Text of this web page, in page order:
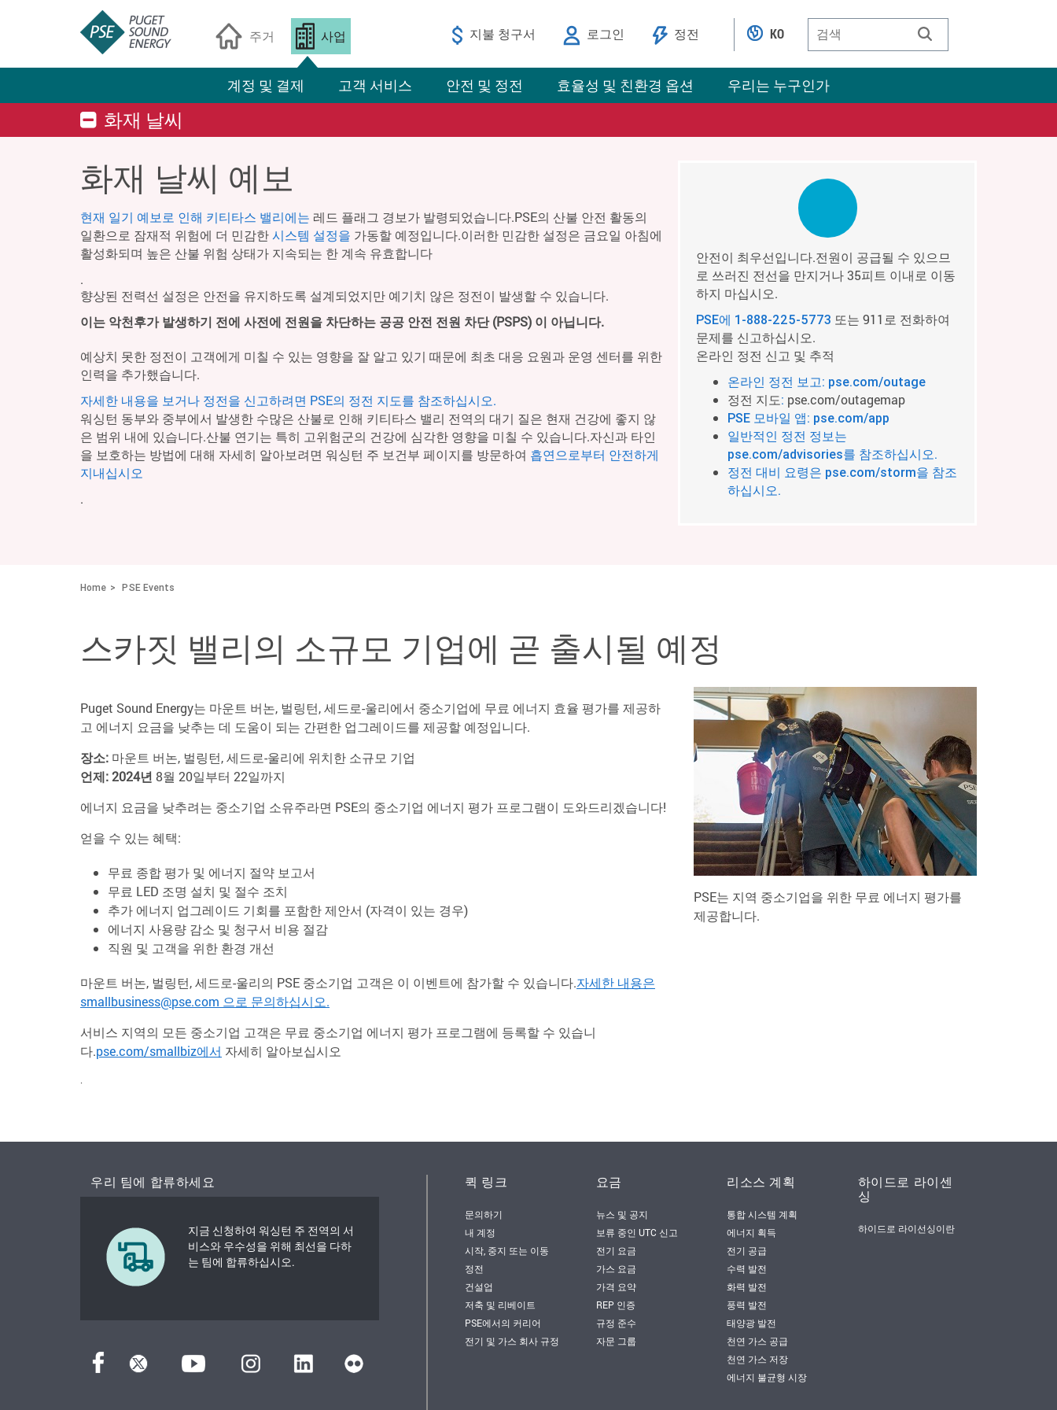
주거 사업
계정 및 결제 고객 서비스 안전 및 정전 효율성 및 친환경 옵션 우리는 누구인가
지불 청구서 로그인 정전 KO
화재 날씨
화재 날씨 예보
현재 일기 예보로 인해 키티타스 밸리에는 레드 플래그 경보가 발령되었습니다.PSE의 산불 안전 활동의
일환으로 잠재적 위험에 더 민감한시스템 설정을 가동할 예정입니다.이러한 민감한 설정은 금요일 아침에
활성화되며 높은 산불 위험 상태가 지속되는 한 계속 유효합니다
.
향상된 전력선 설정은 안전을 유지하도록 설계되었지만 예기치 않은 정전이 발생할 수 있습니다.
이는 악천후가 발생하기 전에 사전에 전원을 차단하는 공공 안전 전원 차단 (PSPS) 이 아닙니다.
예상치 못한 정전이 고객에게 미칠 수 있는 영향을 잘 알고 있기 때문에 최초 대응 요원과 운영 센터를 위한
인력을 추가했습니다.
자세한 내용을 보거나 정전을 신고하려면 PSE의 정전 지도를 참조하십시오.
워싱턴 동부와 중부에서 발생한 수많은 산불로 인해 키티타스 밸리 전역의 대기 질은 현재 건강에 좋지 않
은 범위 내에 있습니다.산불 연기는 특히 고위험군의 건강에 심각한 영향을 미칠 수 있습니다.자신과 타인
을 보호하는 방법에 대해 자세히 알아보려면 워싱턴 주 보건부 페이지를 방문하여 흡연으로부터 안전하게
지내십시오
.
안전이 최우선입니다.전원이 공급될 수 있으므
로 쓰러진 전선을 만지거나 35피트 이내로 이동
하지 마십시오.
PSE에 1-888-225-5773 또는 911로 전화하여
문제를 신고하십시오.
온라인 정전 신고 및 추적
온라인 정전 보고: pse.com/outage
정전 지도: pse.com/outagemap
PSE 모바일 앱: pse.com/app
일반적인 정전 정보는
pse.com/advisories를 참조하십시오.
정전 대비 요령은 pse.com/storm을 참조
하십시오.
Home PSE Events
스카짓 밸리의 소규모 기업에 곧 출시될 예정
Puget Sound Energy는 마운트 버논, 벌링턴, 세드로-울리에서 중소기업에 무료 에너지 효율 평가를 제공하
고 에너지 요금을 낮추는 데 도움이 되는 간편한 업그레이드를 제공할 예정입니다.
장소: 마운트 버논, 벌링턴, 세드로-울리에 위치한 소규모 기업
언제: 2024년 8월 20일부터 22일까지
에너지 요금을 낮추려는 중소기업 소유주라면 PSE의 중소기업 에너지 평가 프로그램이 도와드리겠습니다!
얻을 수 있는 혜택:
무료 종합 평가 및 에너지 절약 보고서
무료 LED 조명 설치 및 절수 조치
추가 에너지 업그레이드 기회를 포함한 제안서 (자격이 있는 경우)
에너지 사용량 감소 및 청구서 비용 절감
직원 및 고객을 위한 환경 개선
마운트 버논, 벌링턴, 세드로-울리의 PSE 중소기업 고객은 이 이벤트에 참가할 수 있습니다.자세한 내용은
smallbusiness@pse.com 으로 문의하십시오.
서비스 지역의 모든 중소기업 고객은 무료 중소기업 에너지 평가 프로그램에 등록할 수 있습니
다.pse.com/smallbiz에서 자세히 알아보십시오
.
PSE는 지역 중소기업을 위한 무료 에너지 평가를
제공합니다.
우리 팀에 합류하세요
지금 신청하여 워싱턴 주 전역의 서
비스와 우수성을 위해 최선을 다하
는 팀에 합류하십시오.
퀵 링크
문의하기
내 계정
시작, 중지 또는 이동
정전
건설업
저축 및 리베이트
PSE에서의 커리어
전기 및 가스 회사 규정
요금
뉴스 및 공지
보류 중인 UTC 신고
전기 요금
가스 요금
가격 요약
REP 인증
규정 준수
자문 그룹
리소스 계획
통합 시스템 계획
에너지 획득
전기 공급
수력 발전
화력 발전
풍력 발전
태양광 발전
천연 가스 공급
천연 가스 저장
에너지 불균형 시장
하이드로 라이센
싱
하이드로 라이선싱이란